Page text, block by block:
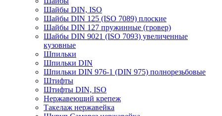
Шайбы DIN, ISO
Шайбы DIN 125 (ISO 7089) плоские
Шайбы DIN 127 пружинные (гровер)
Шайбы DIN 9021 (ISO 7093) увеличенные
кузовные
Шпильки
Шпильки DIN
Шпильки DIN 976-1 (DIN 975) полнорезьбовые
Штифты
Штифты DIN, ISO
Нержавеющий крепеж
Такелаж нержавейка